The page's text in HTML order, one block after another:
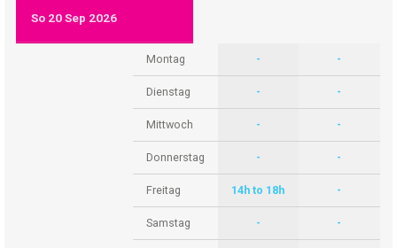
So 20 Sep 2026
Montag - -
Dienstag - -
Mittwoch - -
Donnerstag - -
Freitag 14h to 18h -
Samstag - -